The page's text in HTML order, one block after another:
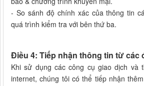
- So sánh độ chính xác của thông tin
quá trình kiểm tra với bên thứ ba.
Điều 4: Tiếp nhận thông tin từ các
Khi sử dụng các công cụ giao dịch và
internet, chúng tôi có thể tiếp nhận